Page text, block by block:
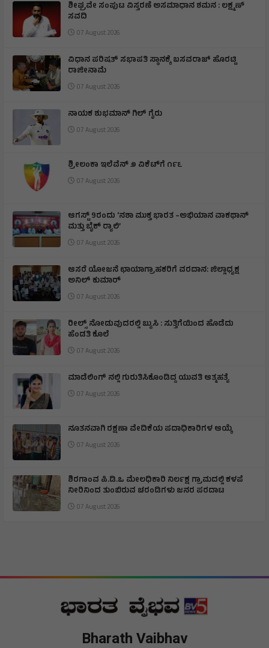
ಶೀಘ್ರವೇ ಸಂಪುಟ ವಿಸ್ತರಣೆ ಅಸಮಾಧಾನ ಶಮನ : ಲಕ್ಷ್ಮಣ್
ಸವದಿ
07 August 2026
ವಿಧಾನ ಪರಿಷತ್ ಸಭಾಪತಿ ಸ್ಥಾನಕ್ಕೆ ಬಸವರಾಜ್ ಹೊರಟ್ಟಿ
ರಾಜೀನಾಮೆ
07 August 2026
ನಾಯಕ ಶುಭಮಾನ್ ಗಿಲ್ ಗೈರು
07 August 2026
ಶ್ರೀಲಂಕಾ ಇಲೆವೆನ್ ೨ ವಿಕೆಟ್‌ಗೆ ೧೯೬
07 August 2026
ಆಗಸ್ಟ್ 9ರಂದು ‘ನಶಾ ಮುಕ್ತ ಭಾರತ –ಅಭಿಯಾನ ವಾಕಥಾನ್
ಮತ್ತು ಬೈಕ್ ರ‍್ಯಾಲಿ’
07 August 2026
ಆಸರೆ ಯೋಜನೆ ಛಾಯಾಗ್ರಾಹಕರಿಗೆ ವರದಾನ: ಜಿಲ್ಲಾಧ್ಯಕ್ಷ
ಅನಿಲ್ ಕುಮಾರ್
07 August 2026
ರೀಲ್ಸ್ ನೋಡುವುದರಲ್ಲಿ ಬ್ಯುಸಿ : ಸುತ್ತಿಗೆಯಿಂದ ಹೊಡೆದು
ಹೆಂಡತಿ ಕೊಲೆ
07 August 2026
ಮಾಡೆಲಿಂಗ್ ನಲ್ಲಿ ಗುರುತಿಸಿಕೊಂಡಿದ್ದ ಯುವತಿ ಆತ್ಮಹತ್ಯೆ
07 August 2026
ನೂತನವಾಗಿ ರಕ್ಷಣಾ ವೇದಿಕೆಯ ಪದಾಧಿಕಾರಿಗಳ ಆಯ್ಕೆ
07 August 2026
ಶಿರಗಾoವ ಪಿ.ಡಿ.ಒ ಮೇಲಧಿಕಾರಿ ನಿರ್ಲಕ್ಷ ಗ್ರಾಮದಲ್ಲಿ ಕಳಪೆ
ನೀರಿನಿಂದ ತುಂಬಿರುವ ಚರಂಡಿಗಳು ಜನರ ಪರದಾಟ
07 August 2026
Bharath Vaibhav